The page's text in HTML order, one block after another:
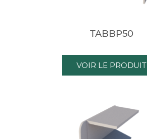
TABBP50
VOIR LE PRODUIT